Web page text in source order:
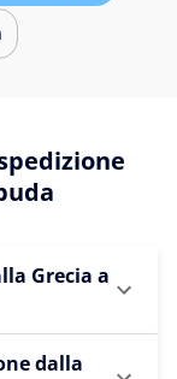
Grecia a
dalla